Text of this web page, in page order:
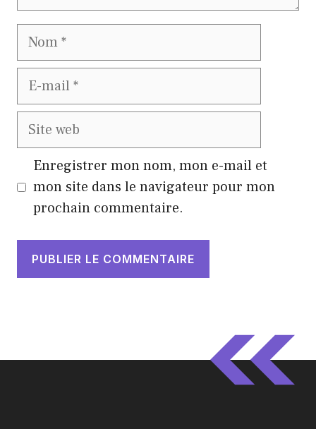
Nom
E-
mail
Site
web
Enregistrer mon nom, mon e-mail et
mon site dans le navigateur pour mon
prochain commentaire.